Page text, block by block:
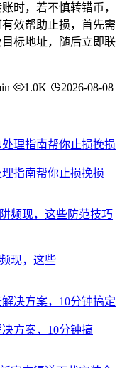
时，若不慎转错币，
效帮助止损，首先需
标地址，随后立即联
1.0K 2026-08-08
指南帮你止损挽损
现，这些
方案，10分钟搞